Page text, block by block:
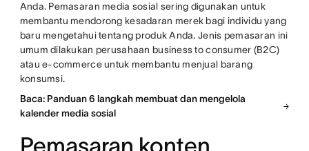
Anda. Pemasaran media sosial sering digunakan untuk
membantu mendorong kesadaran merek bagi individu yang
baru mengetahui tentang produk Anda. Jenis pemasaran ini
umum dilakukan perusahaan business to consumer (B2C)
atau e-commerce untuk membantu menjual barang
konsumsi.
Baca: Panduan 6 langkah membuat dan mengelola
kalender media sosial
Pemasaran konten